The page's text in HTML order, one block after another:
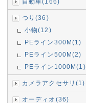
つり(36)
小物(12)
PEライン300M(1)
PEライン500M(2)
PEライン1000M(1)
カメラアクセサリ(1)
オーディオ(36)